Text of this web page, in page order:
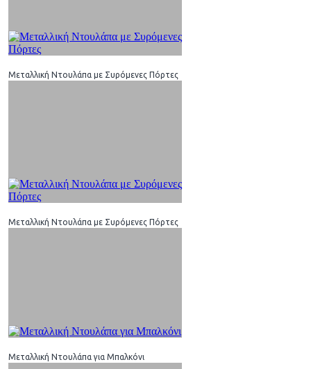
Μεταλλική Ντουλάπα με Συρόμενες Πόρτες
Μεταλλική Ντουλάπα με Συρόμενες Πόρτες
Μεταλλική Ντουλάπα για Μπαλκόνι